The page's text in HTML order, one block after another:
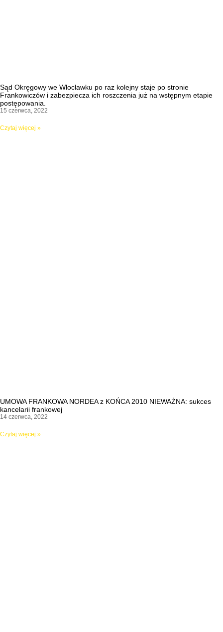
Sąd Okręgowy we Włocławku po raz kolejny staje po stronie
Frankowiczów i zabezpiecza ich roszczenia już na wstępnym etapie
postępowania.
15 czerwca, 2022
Czytaj więcej »
UMOWA FRANKOWA NORDEA z KOŃCA 2010 NIEWAŻNA: sukces
kancelarii frankowej
14 czerwca, 2022
Czytaj więcej »